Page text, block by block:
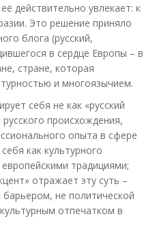
действительно увлекает: к
Это решение приняло
блога (русский,
в сердце Европы – в
стране, которая
и многоязычием.
себя не как «русский
происхождения,
опыта в сфере
как культурного
традициями;
отражает эту суть –
не политической
отпечатком в